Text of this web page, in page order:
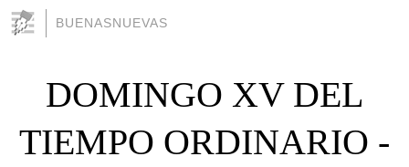
BUENASNUEVAS
DOMINGO XV DEL
TIEMPO ORDINARIO -